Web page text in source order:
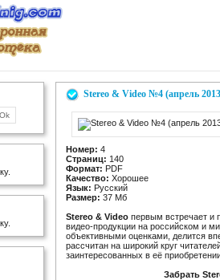
Stereo & Video №4 (апрель
Номер: 4
Страниц: 140
Формат: PDF
Качество: Хорошее
Язык: Русский
Размер: 37 Мб
Stereo & Video первым встречает и
видео-продукции на российском и
объективными оценками, делится
рассчитан на широкий круг
заинтересованных в её
Забрать